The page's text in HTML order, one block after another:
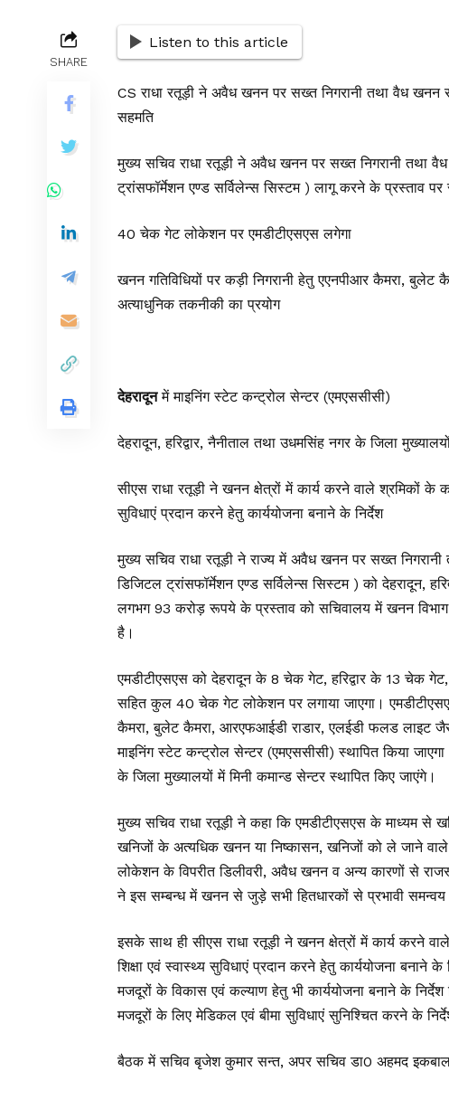
SHARE
Listen to this article
CS राधा रतूड़ी ने अवैध खनन पर सख्त निगरानी तथा वैध
सहमति
मुख्य सचिव राधा रतूड़ी ने अवैध खनन पर सख्त निगरानी तथा
ट्रांसफॉर्मेशन एण्ड सर्विलेन्स सिस्टम ) लागू करने के प्रस्ताव पर
40 चेक गेट लोकेशन पर एमडीटीएसएस लगेगा
खनन गतिविधियों पर कड़ी निगरानी हेतु एएनपीआर कैमरा,
अत्याधुनिक तकनीकी का प्रयोग
देहरादूनमें माइनिंग स्टेट कन्ट्रोल सेन्टर (एमएससीसी)
देहरादून, हरिद्वार, नैनीताल तथा उधमसिंह नगर के जिला
सीएस राधा रतूड़ी ने खनन क्षेत्रों में कार्य करने वाले श्रमिकों के
सुविधाएं प्रदान करने हेतु कार्ययोजना बनाने के निर्देश
मुख्य सचिव राधा रतूड़ी ने राज्य में अवैध खनन पर सख्त
डिजिटल ट्रांसफॉर्मेशन एण्ड सर्विलेन्स सिस्टम ) को देहरादून,
लगभग 93 करोड़ रूपये के प्रस्ताव को सचिवालय में खनन
है।
एमडीटीएसएस को देहरादून के 8 चेक गेट, हरिद्वार के 13 चेक
सहित कुल 40 चेक गेट लोकेशन पर लगाया जाएगा।
कैमरा, बुलेट कैमरा, आरएफआईडी राडार, एलईडी फलड लाइट
माइनिंग स्टेट कन्ट्रोल सेन्टर (एमएससीसी) स्थापित किया
के जिला मुख्यालयों में मिनी कमान्ड सेन्टर स्थापित किए जाएंगे।
मुख्य सचिव राधा रतूड़ी ने कहा कि एमडीटीएसएस के माध्यम
खनिजों के अत्यधिक खनन या निष्कासन, खनिजों को ले जाने वाले
लोकेशन के विपरीत डिलीवरी, अवैध खनन व अन्य कारणों से
ने इस सम्बन्ध में खनन से जुड़े सभी हितधारकों से प्रभावी
इसके साथ ही सीएस राधा रतूड़ी ने खनन क्षेत्रों में कार्य करने
शिक्षा एवं स्वास्थ्य सुविधाएं प्रदान करने हेतु कार्ययोजना बनाने
मजदूरों के विकास एवं कल्याण हेतु भी कार्ययोजना बनाने के
मजदूरों के लिए मेडिकल एवं बीमा सुविधाएं सुनिश्चित करने के
बैठक में सचिव बृजेश कुमार सन्त, अपर सचिव डा0 अहमद इकबाल